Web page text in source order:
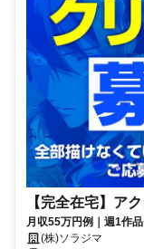
【完全在宅】ア
月収55万円例｜週1作
(株)ソラジマ